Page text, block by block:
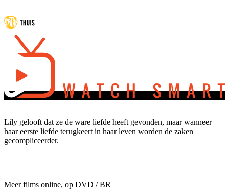
Lily gelooft dat ze de ware liefde heeft gevonden, maar wanneer
haar eerste liefde terugkeert in haar leven worden de zaken
gecompliceerder.
Meer films online, op DVD / BR